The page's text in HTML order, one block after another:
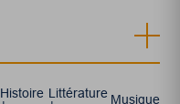
Histoire Littérature Musique